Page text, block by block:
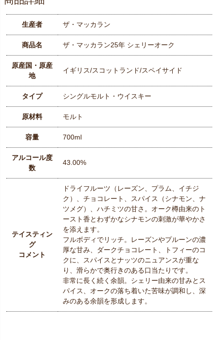
生産者 ザ・マッカラン
商品名 ザ・マッカラン25年 シェリーオーク
原産国・原産
地
イギリス/スコットランド/スペイサイド
タイプ シングルモルト・ウイスキー
原材料 モルト
容量 700ml
アルコール度
数
43.00%
テイスティン
グ
コメント
ドライフルーツ（レーズン、プラム、イチジ
ク）、チョコレート、スパイス（シナモン、ナ
ツメグ）、ハチミツの甘さ。オーク樽由来のト
ースト香とわずかなシナモンの刺激が華やかさ
を添えます。
フルボディでリッチ。レーズンやプルーンの濃
厚な甘み、ダークチョコレート、トフィーのコ
クに、スパイスとナッツのニュアンスが重な
り、滑らかで奥行きのある口当たりです。
非常に長く続く余韻。シェリー由来の甘みとス
パイス、オークの落ち着いた苦味が調和し、深
みのある余韻を形成します。